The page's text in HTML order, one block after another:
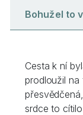
Bohužel to
Cesta k ní
prodloužil na
srdce to